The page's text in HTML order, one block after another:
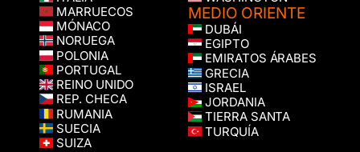
MARRUECOS
MÓNACO
NORUEGA
POLONIA
PORTUGAL
REINO UNIDO
REP. CHECA
RUMANIA
SUECIA
SUIZA
MEDIO ORIENTE
DUBÁI
EGIPTO
EMIRATOS ÁRABES
GRECIA
ISRAEL
JORDANIA
TIERRA SANTA
TURQUÍA